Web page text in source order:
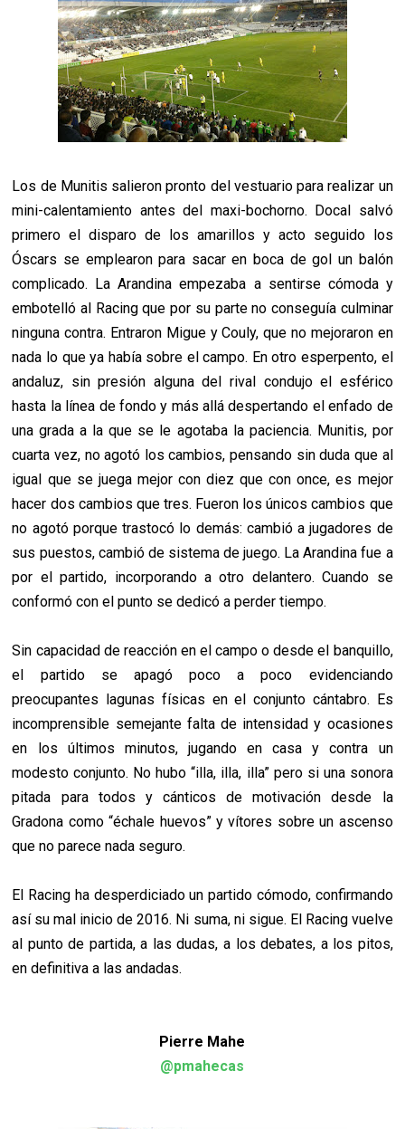
Los de Munitis salieron pronto del vestuario para realizar un
mini-calentamiento antes del maxi-bochorno. Docal salvó
primero el disparo de los amarillos y acto seguido los
Óscars se emplearon para sacar en boca de gol un balón
complicado. La Arandina empezaba a sentirse cómoda y
embotelló al Racing que por su parte no conseguía culminar
ninguna contra. Entraron Migue y Couly, que no mejoraron en
nada lo que ya había sobre el campo. En otro esperpento, el
andaluz, sin presión alguna del rival condujo el esférico
hasta la línea de fondo y más allá despertando el enfado de
una grada a la que se le agotaba la paciencia. Munitis, por
cuarta vez, no agotó los cambios, pensando sin duda que al
igual que se juega mejor con diez que con once, es mejor
hacer dos cambios que tres. Fueron los únicos cambios que
no agotó porque trastocó lo demás: cambió a jugadores de
sus puestos, cambió de sistema de juego. La Arandina fue a
por el partido, incorporando a otro delantero. Cuando se
conformó con el punto se dedicó a perder tiempo.
Sin capacidad de reacción en el campo o desde el banquillo,
el partido se apagó poco a poco evidenciando
preocupantes lagunas físicas en el conjunto cántabro. Es
incomprensible semejante falta de intensidad y ocasiones
en los últimos minutos, jugando en casa y contra un
modesto conjunto. No hubo “illa, illa, illa” pero si una sonora
pitada para todos y cánticos de motivación desde la
Gradona como “échale huevos” y vítores sobre un ascenso
que no parece nada seguro.
El Racing ha desperdiciado un partido cómodo, confirmando
así su mal inicio de 2016. Ni suma, ni sigue. El Racing vuelve
al punto de partida, a las dudas, a los debates, a los pitos,
en definitiva a las andadas.
Pierre Mahe
@pmahecas